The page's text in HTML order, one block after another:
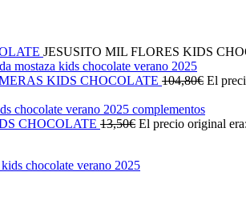
JESUSITO MIL FLORES KIDS
KIDS CHOCOLATE 104,80€ El
CHOCOLATE 13,50€ El precio original